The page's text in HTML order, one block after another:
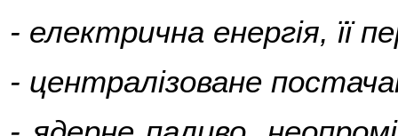
- електрична енергія, її
- централізоване